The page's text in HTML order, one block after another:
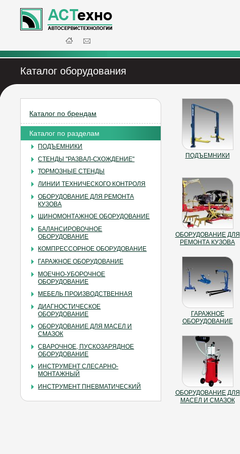
Каталог оборудования
Каталог по брендам
Каталог по разделам
ПОДЪЕМНИКИ
СТЕНДЫ "РАЗВАЛ-СХОЖДЕНИЕ"
ТОРМОЗНЫЕ СТЕНДЫ
ЛИНИИ ТЕХНИЧЕСКОГО КОНТРОЛЯ
ОБОРУДОВАНИЕ ДЛЯ РЕМОНТА
КУЗОВА
ШИНОМОНТАЖНОЕ ОБОРУДОВАНИЕ
БАЛАНСИРОВОЧНОЕ
ОБОРУДОВАНИЕ
КОМПРЕССОРНОЕ ОБОРУДОВАНИЕ
ГАРАЖНОЕ ОБОРУДОВАНИЕ
МОЕЧНО-УБОРОЧНОЕ
ОБОРУДОВАНИЕ
МЕБЕЛЬ ПРОИЗВОДСТВЕННАЯ
ДИАГНОСТИЧЕСКОЕ
ОБОРУДОВАНИЕ
ОБОРУДОВАНИЕ ДЛЯ МАСЕЛ И
СМАЗОК
СВАРОЧНОЕ, ПУСКОЗАРЯДНОЕ
ОБОРУДОВАНИЕ
ИНСТРУМЕНТ СЛЕСАРНО-
МОНТАЖНЫЙ
ИНСТРУМЕНТ ПНЕВМАТИЧЕСКИЙ
ПОДЪЕМНИКИ
ОБОРУДОВАНИЕ ДЛЯ
РЕМОНТА КУЗОВА
ГАРАЖНОЕ
ОБОРУДОВАНИЕ
ОБОРУДОВАНИЕ ДЛЯ
МАСЕЛ И СМАЗОК